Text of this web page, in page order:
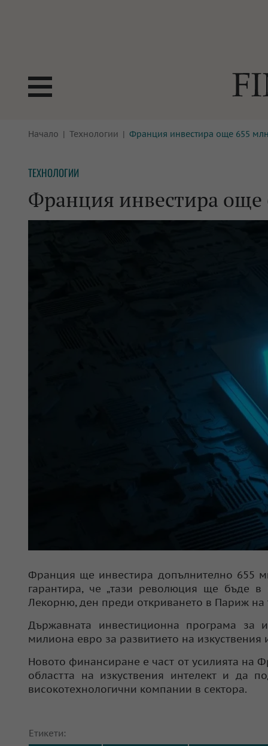
БОРСИ
КРИПТО
БАНКИ
ПАРИТЕ
ИМОТИ
Начало Технологии Франция инвестира още 655
ТЕХНОЛОГИИ
Франция инвестира още
Франция ще инвестира допълнително 655
гарантира, че „тази революция ще бъде в
Лекорню, ден преди откриването в Париж на
Държавната инвестиционна програма за
милиона евро за развитието на изкуствения
Новото финансиране е част от усилията на
областта на изкуствения интелект и да
високотехнологични компании в сектора.
Етикети: